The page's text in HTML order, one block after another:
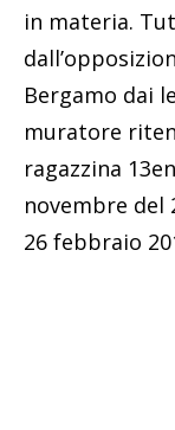
in materia.
Bergamo dai
muratore
ragazzina
novembre del
26 febbraio